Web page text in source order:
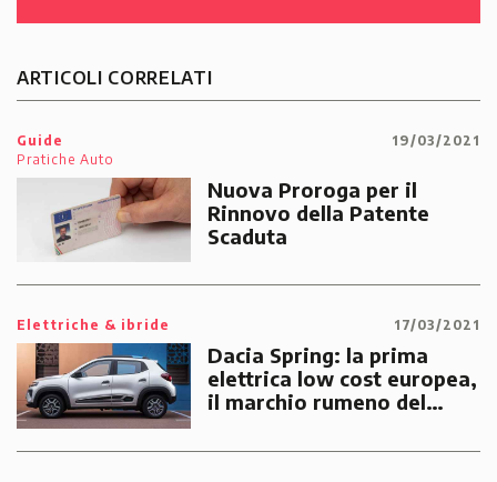
ARTICOLI CORRELATI
Guide
Pratiche Auto
19/03/2021
Nuova Proroga per il
Rinnovo della Patente
Scaduta
Elettriche & ibride 17/03/2021
Dacia Spring: la prima
elettrica low cost europea,
il marchio rumeno del
sfida ad emissioni zero